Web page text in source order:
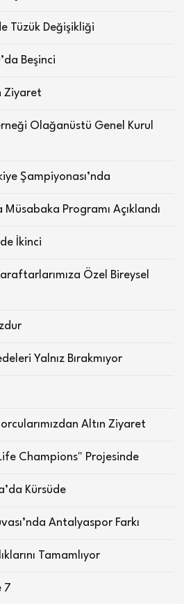
Tüzük Değişikliği
Beşinci
Ziyaret
Olağanüstü Genel Kurul
Şampiyonası’nda
Programı Açıklandı
İkinci
Özel Bireysel
Yalnız Bırakmıyor
Altın Ziyaret
Champions" Projesinde
Kürsüde
Antalyaspor Farkı
Tamamlıyor
7